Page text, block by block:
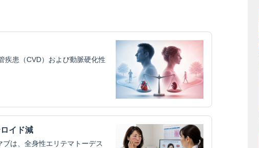
患（CVD）および動脈硬化性
イド減
は、全身性エリテマトーデス